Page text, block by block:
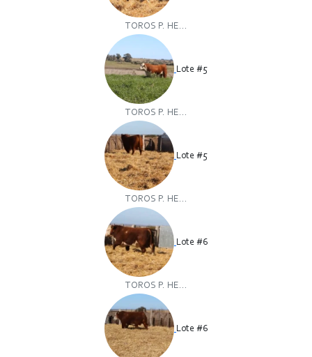
TOROS P. HE...
Lote #5
TOROS P. HE...
Lote #5
TOROS P. HE...
Lote #6
TOROS P. HE...
Lote #6